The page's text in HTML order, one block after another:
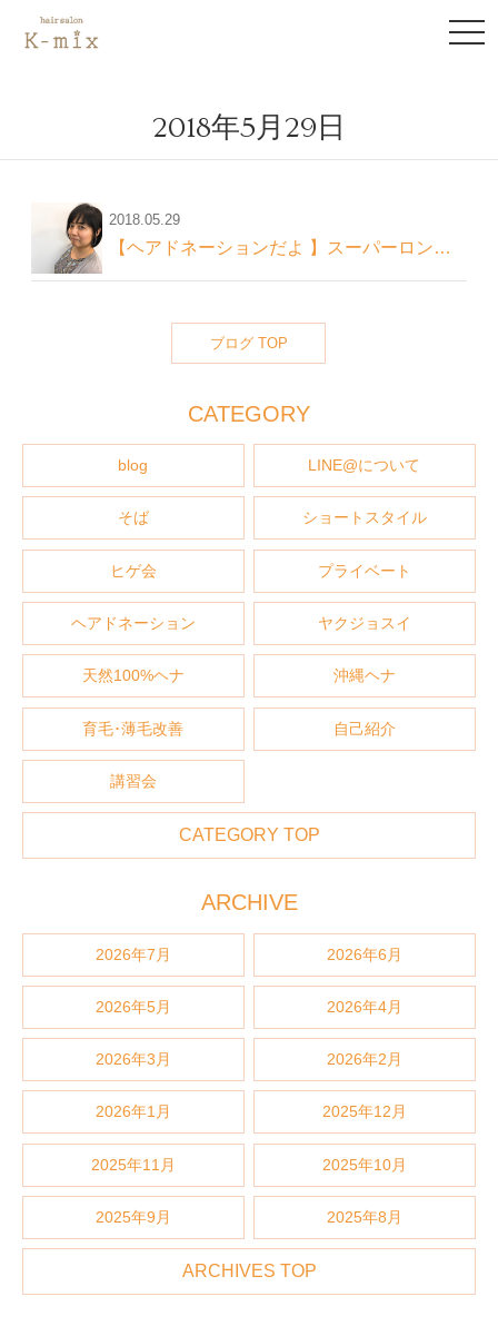
2018年5月29日
2018.05.29
【ヘアドネーションだよ 】スーパーロングヘアー
ブログ TOP
CATEGORY
blog LINE@について
そば ショートスタイル
ヒゲ会 プライベート
ヘアドネーション ヤクジョスイ
天然100%ヘナ 沖縄ヘナ
育毛･薄毛改善 自己紹介
講習会
CATEGORY TOP
ARCHIVE
2026年7月 2026年6月
2026年5月 2026年4月
2026年3月 2026年2月
2026年1月 2025年12月
2025年11月 2025年10月
2025年9月 2025年8月
ARCHIVES TOP